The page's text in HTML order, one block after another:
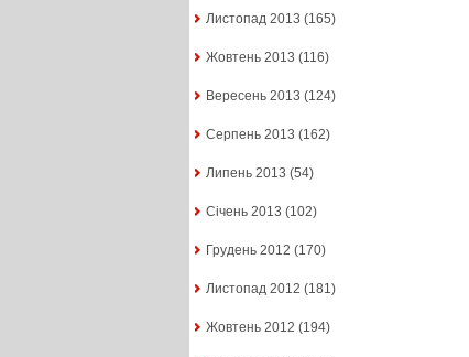
Листопад 2013 (165)
Жовтень 2013 (116)
Вересень 2013 (124)
Серпень 2013 (162)
Липень 2013 (54)
Січень 2013 (102)
Грудень 2012 (170)
Листопад 2012 (181)
Жовтень 2012 (194)